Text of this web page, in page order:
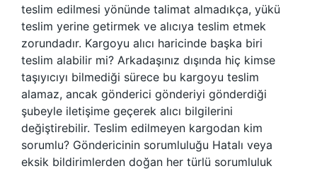
teslim edilmesi yönünde talimat almadıkça, yükü
teslim yerine getirmek ve alıcıya teslim etmek
zorundadır. Kargoyu alıcı haricinde başka biri
teslim alabilir mi? Arkadaşınız dışında hiç kimse
taşıyıcıyı bilmediği sürece bu kargoyu teslim
alamaz, ancak gönderici gönderiyi gönderdiği
şubeyle iletişime geçerek alıcı bilgilerini
değiştirebilir. Teslim edilmeyen kargodan kim
sorumlu? Göndericinin sorumluluğu Hatalı veya
eksik bildirimlerden doğan her türlü sorumluluk